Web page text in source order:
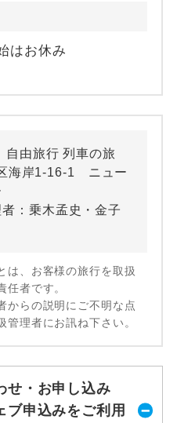
はお休み
由旅行 列車の旅
海岸1-16-1 ニュー
：乗木孟史・金子
は、お客様の旅行を取扱
任者です。
からの説明にご不明な点
理者にお訊ね下さい。
せ・お申し込み
ブ申込みをご利用